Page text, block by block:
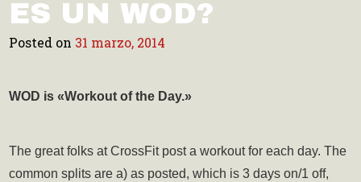
ES UN WOD?
Posted on 31 marzo, 2014
WOD is «Workout of the Day.»
The great folks at CrossFit post a workout for each day. The
common splits are a) as posted, which is 3 days on/1 off,